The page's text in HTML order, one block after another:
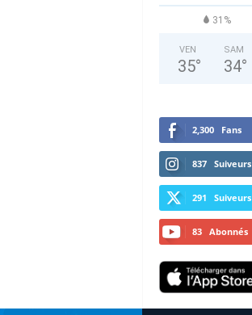
31%
VEN
35°
SAM
34°
2,300 Fans
837 Suiveurs
291 Suiveurs
83 Abonnés